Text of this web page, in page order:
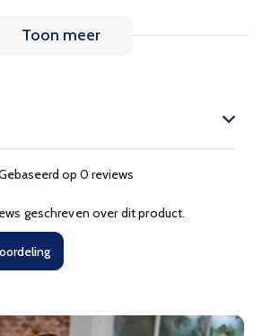
Toon meer
op 0 reviews
geschreven over dit product.